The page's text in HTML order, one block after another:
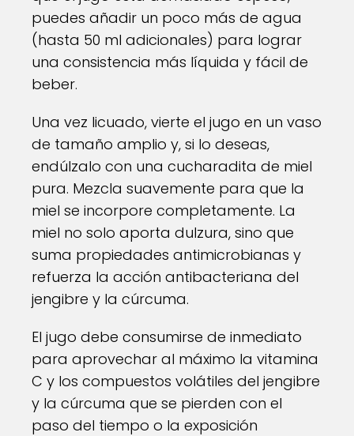
puedes añadir un poco más de agua
(hasta 50 ml adicionales) para lograr
una consistencia más líquida y fácil de
beber.
Una vez licuado, vierte el jugo en un vaso
de tamaño amplio y, si lo deseas,
endúlzalo con una cucharadita de miel
pura. Mezcla suavemente para que la
miel se incorpore completamente. La
miel no solo aporta dulzura, sino que
suma propiedades antimicrobianas y
refuerza la acción antibacteriana del
jengibre y la cúrcuma.
El jugo debe consumirse de inmediato
para aprovechar al máximo la vitamina
C y los compuestos volátiles del jengibre
y la cúrcuma que se pierden con el
paso del tiempo o la exposición